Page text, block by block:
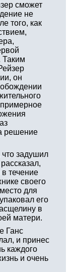
сможет
не
того, как
Таким
он
решение
что задушил
течение
своего
для
его
в
матери.
Ганс
и принес
каждого
и очень